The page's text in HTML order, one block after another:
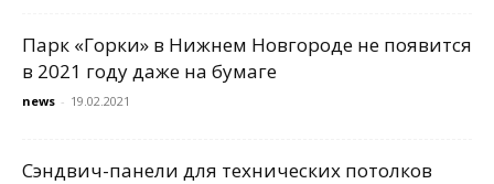
Парк «Горки» в Нижнем Новгороде не появится
в 2021 году даже на бумаге
news - 19.02.2021
Сэндвич-панели для технических потолков